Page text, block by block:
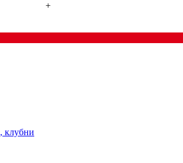
+
клубни